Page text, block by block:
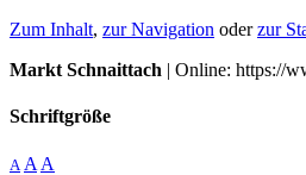
Zum Inhalt, zur Navigation oderzur
Markt Schnaittach | Online: https://
Schriftgröße
A A A